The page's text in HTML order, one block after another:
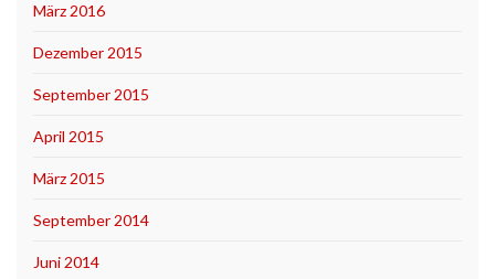
März 2016
Dezember 2015
September 2015
April 2015
März 2015
September 2014
Juni 2014